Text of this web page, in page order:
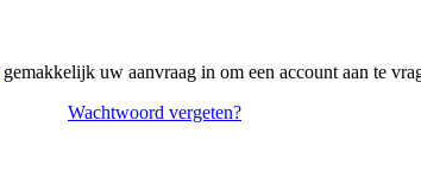
gemakkelijk uw aanvraag in om een account aan te
Wachtwoord vergeten?